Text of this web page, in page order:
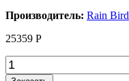
Производитель: Rain Bird
25359 Р